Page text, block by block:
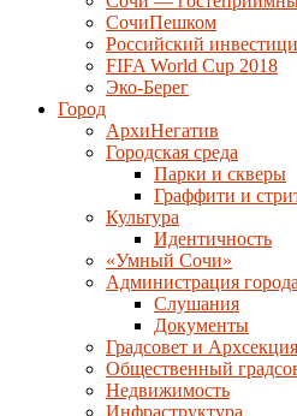
СочиПешком
Российский
FIFA World Cup 2018
Эко-Берег
Город
АрхиНегатив
Городская среда
Парки и скверы
Граффити и
Культура
Идентичность
«Умный Сочи»
Администрация
Слушания
Документы
Градсовет и Архсекция
Общественный
Недвижимость
Инфраструктура